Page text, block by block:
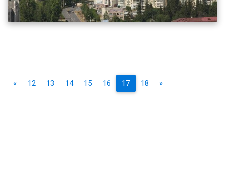
« 12 13 14 15 16 17 18 »